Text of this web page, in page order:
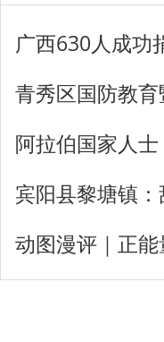
广西630人成功
青秀区国防教
阿拉伯国家人
宾阳县黎塘镇：
动图漫评｜正